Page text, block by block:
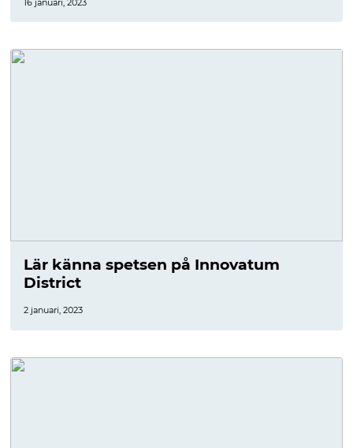
Lär känna spetsen på Innovatum
District
2 januari, 2023